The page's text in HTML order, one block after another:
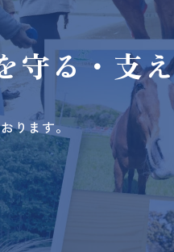
守る・支
ります。